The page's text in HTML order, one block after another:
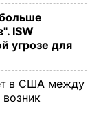
ISW
угрозе для
в США между